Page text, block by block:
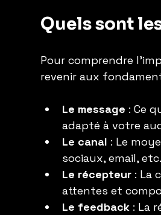
Quels sont
Pour comprendre
revenir aux
Le message : Ce
adapté à votre
Le canal : Le
sociaux, email,
Le récepteur : La
attentes et
Le feedback : La